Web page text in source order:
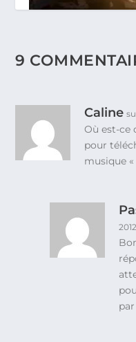
9
Caline
Où est-ce
pour
musique